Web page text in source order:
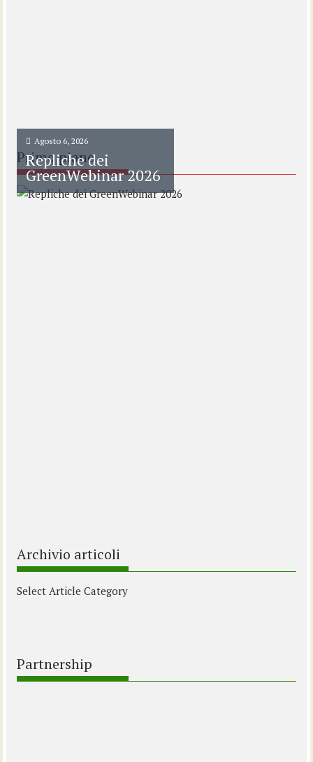
Primo piano
Agosto 6, 2026
Repliche dei
GreenWebinar 2026
Archivio articoli
Select Article Category
Partnership